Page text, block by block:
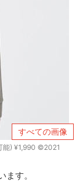
すべての画像
能) ¥1,990 ©︎2021
す。